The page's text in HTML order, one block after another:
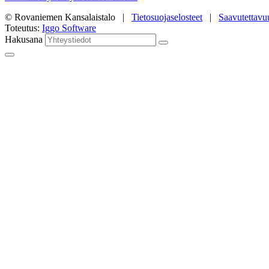
© Rovaniemen Kansalaistalo | Tietosuojaselosteet |
Toteutus: Iggo Software
Hakusana